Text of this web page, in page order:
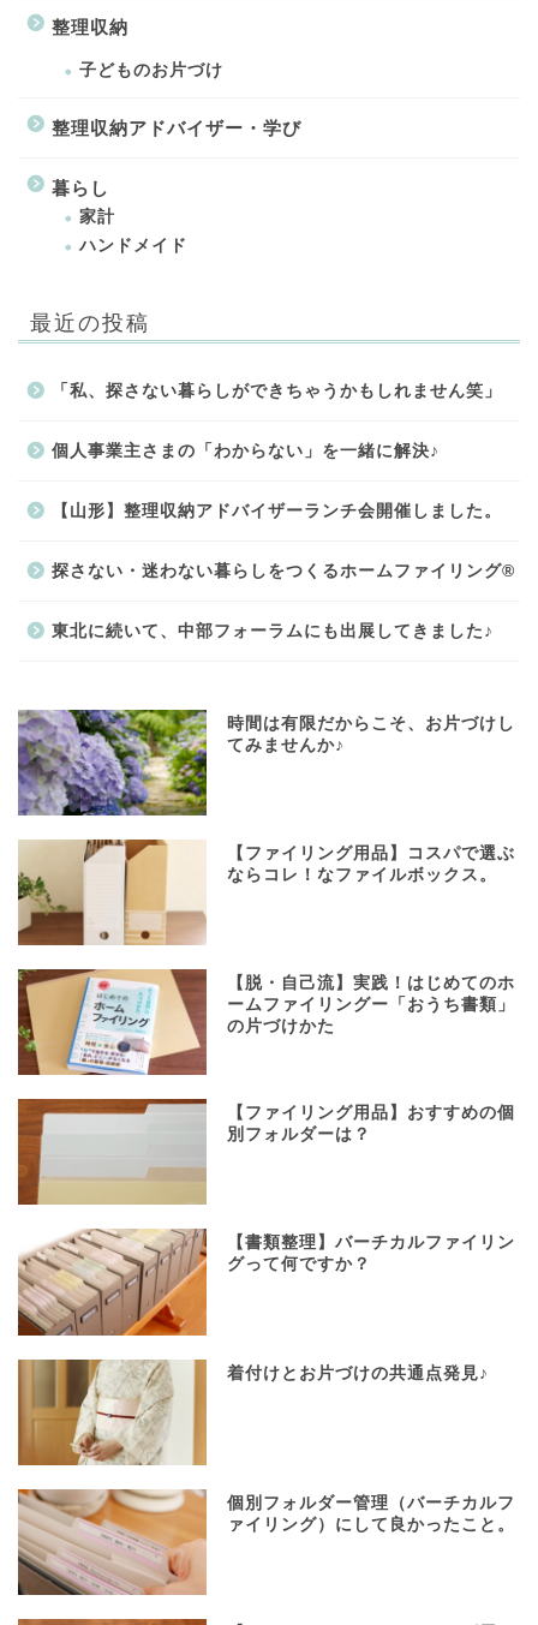
整理収納
子どものお片づけ
整理収納アドバイザー・学び
暮らし
家計
ハンドメイド
最近の投稿
「私、探さない暮らしができちゃうかもしれません笑」
個人事業主さまの「わからない」を一緒に解決♪
【山形】整理収納アドバイザーランチ会開催しました。
探さない・迷わない暮らしをつくるホームファイリング®
東北に続いて、中部フォーラムにも出展してきました♪
時間は有限だからこそ、お片づけし
てみませんか♪
【ファイリング用品】コスパで選ぶ
ならコレ！なファイルボックス。
【脱・自己流】実践！はじめてのホ
ームファイリングー「おうち書類」
の片づけかた
【ファイリング用品】おすすめの個
別フォルダーは？
【書類整理】バーチカルファイリン
グって何ですか？
着付けとお片づけの共通点発見♪
個別フォルダー管理（バーチカルフ
ァイリング）にして良かったこと。